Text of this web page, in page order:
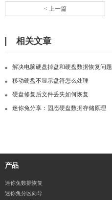
< 上一篇
相关文章
解决电脑硬盘掉盘和硬盘数据恢复问题
移动硬盘不显示盘符怎么处理
硬盘修复后文件丢失如何恢复
迷你兔分享：固态硬盘数据存储原理
产品
迷你兔数据恢复
迷你兔分区向导